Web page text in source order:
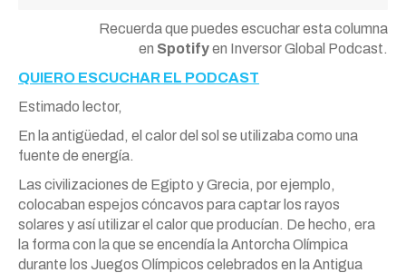
Recuerda que puedes escuchar esta columna
en Spotifyen Inversor Global Podcast.
QUIERO ESCUCHAR EL PODCAST
Estimado lector,
En la antigüedad, el calor del sol se utilizaba como una
fuente de energía.
Las civilizaciones de Egipto y Grecia, por ejemplo,
colocaban espejos cóncavos para captar los rayos
solares y así utilizar el calor que producían. De hecho, era
la forma con la que se encendía la Antorcha Olímpica
durante los Juegos Olímpicos celebrados en la Antigua